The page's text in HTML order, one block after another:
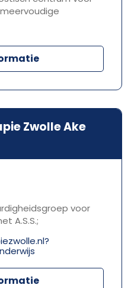
Zwolle Ake
voor
A.S.S.;